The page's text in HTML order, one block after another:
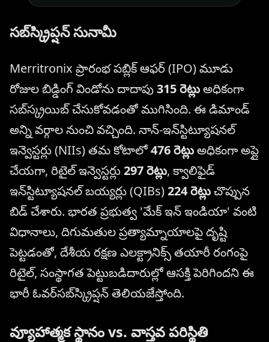
సబ్‌స్క్రిప్షన్ సునామీ
Merritronix ప్రారంభ పబ్లిక్ ఆఫర్ (IPO) మూడు
రోజుల బిడ్డింగ్ విండోను దాదాపు315 రెట్లుఅధికంగా
సబ్‌స్క్రయిబ్ చేసుకోవడంతో ముగిసింది. ఈ డిమాండ్
అన్ని వర్గాల నుంచి వచ్చింది. నాన్-ఇన్‌స్టిట్యూషనల్
ఇన్వెస్టర్లు (NIIs) తమ కోటాలో476 రెట్లుఅధికంగా అప్లై
చేయగా, రిటైల్ ఇన్వెస్టర్లు297 రెట్లు, క్వాలిఫైడ్
ఇన్‌స్టిట్యూషనల్ బయ్యర్లు (QIBs)224 రెట్లుచొప్పున
బిడ్ చేశారు. భారత ప్రభుత్వ 'మేక్ ఇన్ ఇండియా' వంటి
విధానాలు, దిగుమతుల ప్రత్యామ్నాయాలపై దృష్టి
పెట్టడంతో, దేశీయ రక్షణ ఎలక్ట్రానిక్స్ తయారీ రంగంపై
రిటైల్, సంస్థాగత పెట్టుబడిదారుల్లో ఆసక్తి పెరిగిందని ఈ
భారీ ఓవర్‌సబ్‌స్క్రిప్షన్ తెలియజేస్తోంది.
వ్యూహాత్మక స్థానం vs. వాస్తవ పరిస్థితి